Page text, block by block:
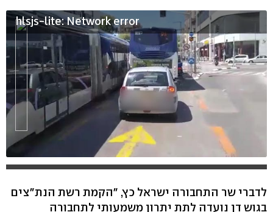
hlsjs-lite: Network error
לדברי שר התחבורה ישראל כץ, "הקמת רשת הנת"צים
בגוש דן נועדה לתת יתרון משמעותי לתחבורה